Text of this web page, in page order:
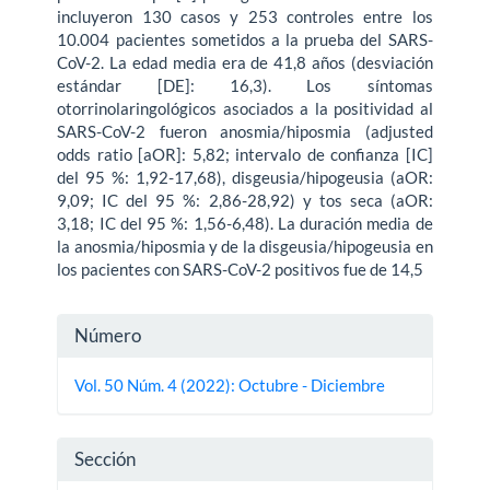
incluyeron 130 casos y 253 controles entre los
10.004 pacientes sometidos a la prueba del SARS-
CoV-2. La edad media era de 41,8 años (desviación
estándar [DE]: 16,3). Los síntomas
otorrinolaringológicos asociados a la positividad al
SARS-CoV-2 fueron anosmia/hiposmia (adjusted
odds ratio [aOR]: 5,82; intervalo de confianza [IC]
del 95 %: 1,92-17,68), disgeusia/hipogeusia (aOR:
9,09; IC del 95 %: 2,86-28,92) y tos seca (aOR:
3,18; IC del 95 %: 1,56-6,48). La duración media de
la anosmia/hiposmia y de la disgeusia/hipogeusia en
los pacientes con SARS-CoV-2 positivos fue de 14,5
Detalles
del
Número
Vol. 50 Núm. 4 (2022): Octubre - Diciembre
Sección